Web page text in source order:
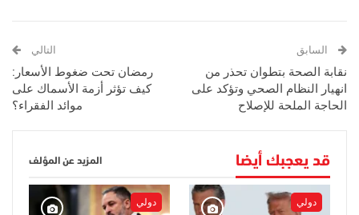
السابق
نقابة الصحة بتطوان تحذر من
انهيار النظام الصحي وتؤكد على
الحاجة الملحة للإصلاح
التالي
رمضان تحت ضغوط الأسعار:
كيف تؤثر أزمة الأسماك على
موائد الفقراء؟
قد يعجبك أيضا المزيد عن المؤلف
دولي دولي